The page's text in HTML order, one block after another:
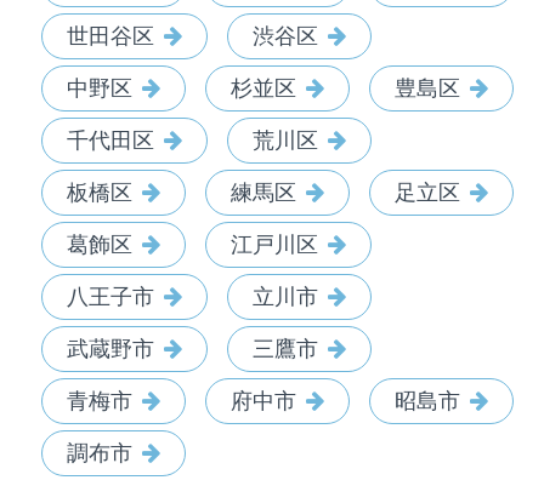
世田谷区 渋谷区
中野区 杉並区 豊島区
千代田区 荒川区
板橋区 練馬区 足立区
葛飾区 江戸川区
八王子市 立川市
武蔵野市 三鷹市
青梅市 府中市 昭島市
調布市